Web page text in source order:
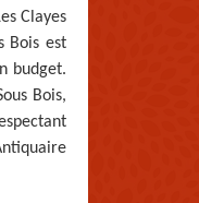
Clayes
Bois est
budget.
Bois,